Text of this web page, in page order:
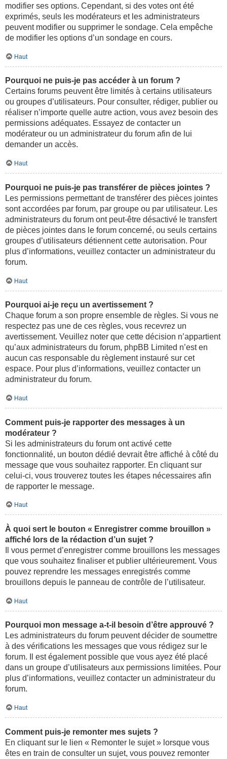
modifier ses options. Cependant, si des votes ont été
exprimés, seuls les modérateurs et les administrateurs
peuvent modifier ou supprimer le sondage. Cela empêche
de modifier les options d’un sondage en cours.
Haut
Pourquoi ne puis-je pas accéder à un forum ?
Certains forums peuvent être limités à certains utilisateurs
ou groupes d’utilisateurs. Pour consulter, rédiger, publier ou
réaliser n’importe quelle autre action, vous avez besoin des
permissions adéquates. Essayez de contacter un
modérateur ou un administrateur du forum afin de lui
demander un accès.
Haut
Pourquoi ne puis-je pas transférer de pièces jointes ?
Les permissions permettant de transférer des pièces jointes
sont accordées par forum, par groupe ou par utilisateur. Les
administrateurs du forum ont peut-être désactivé le transfert
de pièces jointes dans le forum concerné, ou seuls certains
groupes d’utilisateurs détiennent cette autorisation. Pour
plus d’informations, veuillez contacter un administrateur du
forum.
Haut
Pourquoi ai-je reçu un avertissement ?
Chaque forum a son propre ensemble de règles. Si vous ne
respectez pas une de ces règles, vous recevrez un
avertissement. Veuillez noter que cette décision n’appartient
qu’aux administrateurs du forum, phpBB Limited n’est en
aucun cas responsable du règlement instauré sur cet
espace. Pour plus d’informations, veuillez contacter un
administrateur du forum.
Haut
Comment puis-je rapporter des messages à un
modérateur ?
Si les administrateurs du forum ont activé cette
fonctionnalité, un bouton dédié devrait être affiché à côté du
message que vous souhaitez rapporter. En cliquant sur
celui-ci, vous trouverez toutes les étapes nécessaires afin
de rapporter le message.
Haut
À quoi sert le bouton « Enregistrer comme brouillon »
affiché lors de la rédaction d’un sujet ?
Il vous permet d’enregistrer comme brouillons les messages
que vous souhaitez finaliser et publier ultérieurement. Vous
pouvez reprendre les messages enregistrés comme
brouillons depuis le panneau de contrôle de l’utilisateur.
Haut
Pourquoi mon message a-t-il besoin d’être approuvé ?
Les administrateurs du forum peuvent décider de soumettre
à des vérifications les messages que vous rédigez sur le
forum. Il est également possible que vous ayez été placé
dans un groupe d’utilisateurs aux permissions limitées. Pour
plus d’informations, veuillez contacter un administrateur du
forum.
Haut
Comment puis-je remonter mes sujets ?
En cliquant sur le lien « Remonter le sujet » lorsque vous
êtes en train de consulter un sujet, vous pouvez remonter